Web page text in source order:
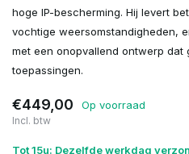
hoge IP-bescherming. Hij levert
vochtige weersomstandigheden,
met een onopvallend ontwerp dat
toepassingen.
€449,00 Op voorraad
Incl. btw
Tot 15u: Dezelfde werkdag